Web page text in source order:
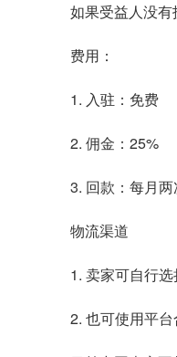
如果受益人没
费用：
1. 入驻：免费
2. 佣金：25%
3. 回款：每月
物流渠道
1. 卖家可自行
2. 也可使用平